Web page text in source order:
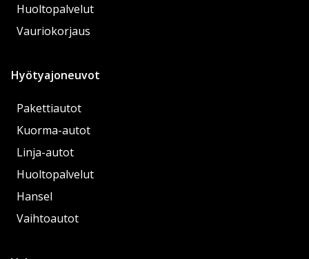
Huoltopalvelut
Vauriokorjaus
Hyötyajoneuvot
Pakettiautot
Kuorma-autot
Linja-autot
Huoltopalvelut
Hansel
Vaihtoautot